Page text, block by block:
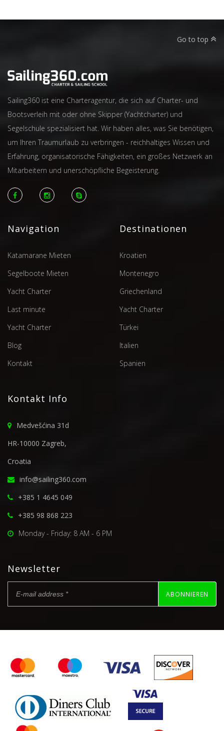
Go to top
Sailing360 ist eine Charteragentur, die sich auf Charter- und
Bootsverleih mit oder ohne Skipper (Yachtcharter) und
Segelschule spezialisiert hat. Wir haben alles, was Sie benötigen,
um Ihren Traumurlaub zu verbringen - reichhaltiges Wissen und
Erfahrung, organisatorische Fähigkeiten, ein großes Netzwerk an
Mitarbeitern und unerschöpfliche Begeisterung.
Navigation
Katamarane Mieten
Segelboote Mieten
Yacht Charter
Last minute
Yacht Charter
Blog
Kontakt
Destinationen
Kroatien
Montenegro
Griechenland
Yacht Charter
Türkei
Italien
Spanien
Kontakt Info
Medvešćina 31d
HR-10000 Zagreb,
Croatia
info@sailing360.com
+385 1 4645 049
+385 98 868 223
Monday - Friday: 8 AM - 6 PM
Newsletter
ABONNIEREN